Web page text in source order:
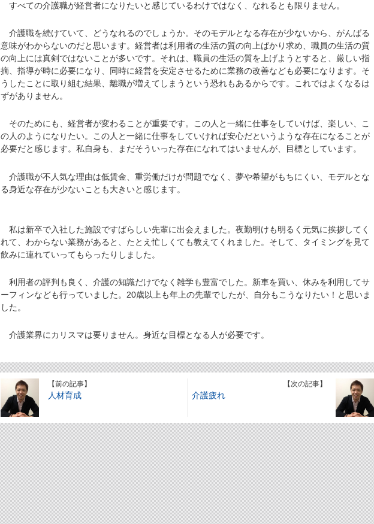
すべての介護職が経営者になりたいと感じているわけではなく、なれるとも限りません。
介護職を続けていて、どうなれるのでしょうか。そのモデルとなる存在が少ないから、がんばる
意味がわからないのだと思います。経営者は利用者の生活の質の向上ばかり求め、職員の生活の質
の向上には真剣ではないことが多いです。それは、職員の生活の質を上げようとすると、厳しい指
摘、指導が時に必要になり、同時に経営を安定させるために業務の改善なども必要になります。そ
うしたことに取り組む結果、離職が増えてしまうという恐れもあるからです。これではよくなるは
ずがありません。
そのためにも、経営者が変わることが重要です。この人と一緒に仕事をしていけば、楽しい、こ
の人のようになりたい。この人と一緒に仕事をしていければ安心だというような存在になることが
必要だと感じます。私自身も、まだそういった存在になれてはいませんが、目標としています。
介護職が不人気な理由は低賃金、重労働だけが問題でなく、夢や希望がもちにくい、モデルとな
る身近な存在が少ないことも大きいと感じます。
私は新卒で入社した施設ですばらしい先輩に出会えました。夜勤明けも明るく元気に挨拶してく
れて、わからない業務があると、たとえ忙しくても教えてくれました。そして、タイミングを見て
飲みに連れていってもらったりしました。
利用者の評判も良く、介護の知識だけでなく雑学も豊富でした。新車を買い、休みを利用してサ
ーフィンなども行っていました。20歳以上も年上の先輩でしたが、自分もこうなりたい！と思いま
した。
介護業界にカリスマは要りません。身近な目標となる人が必要です。
【前の記事】
人材育成
【次の記事】
介護疲れ